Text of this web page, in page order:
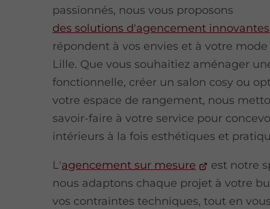
passionnés, nous vous proposons
des solutions d'agencement innovantes
répondent à vos envies et à votre mode
Lille. Que vous souhaitiez aménager
fonctionnelle, créer un salon cosy ou
votre espace de rangement, nous
savoir-faire à votre service pour
intérieurs à la fois esthétiques et
L'agencement sur mesure
est notre
nous adaptons chaque projet à votre
vos contraintes techniques, tout en vous